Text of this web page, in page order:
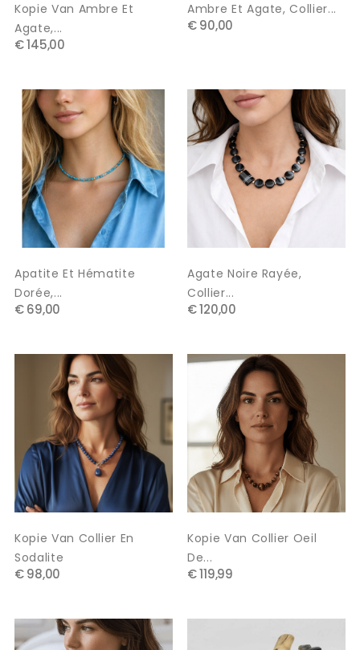
Kopie Van Ambre Et
Agate,...
€ 145,00
Ambre Et Agate, Collier...
€ 90,00
Apatite Et Hématite
Dorée,...
€ 69,00
Agate Noire Rayée,
Collier...
€ 120,00
Kopie Van Collier En
Sodalite
€ 98,00
Kopie Van Collier Oeil
De...
€ 119,99